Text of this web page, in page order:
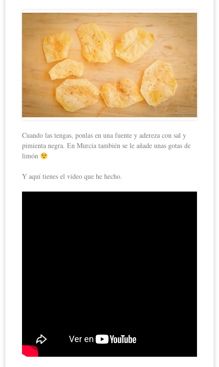
Cuando las tengas, ponlas en una fuente y adereza con sal y
pimienta negra. En Murcia también se le añade unas gotas de
limón
Y aquí tienes el vídeo que he hecho.